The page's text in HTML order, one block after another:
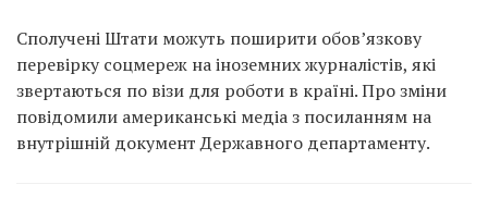
Сполучені Штати можуть поширити обов’язкову
перевірку соцмереж на іноземних журналістів, які
звертаються по візи для роботи в країні. Про зміни
повідомили американські медіа з посиланням на
внутрішній документ Державного департаменту.